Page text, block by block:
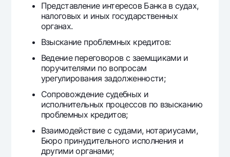
Представление интересов Банка в судах,
налоговых и иных государственных
органах.
Взыскание проблемных кредитов:
Ведение переговоров с заемщиками и
поручителями по вопросам
урегулирования задолженности;
Сопровождение судебных и
исполнительных процессов по взысканию
проблемных кредитов;
Взаимодействие с судами, нотариусами,
Бюро принудительного исполнения и
другими органами;